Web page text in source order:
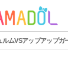
ルムVSアップアップガ